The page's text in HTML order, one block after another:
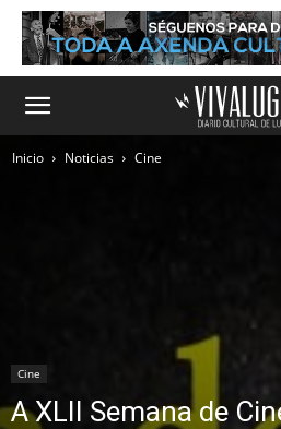
Inicio Noticias Cine
Cine
A XLII Semana de